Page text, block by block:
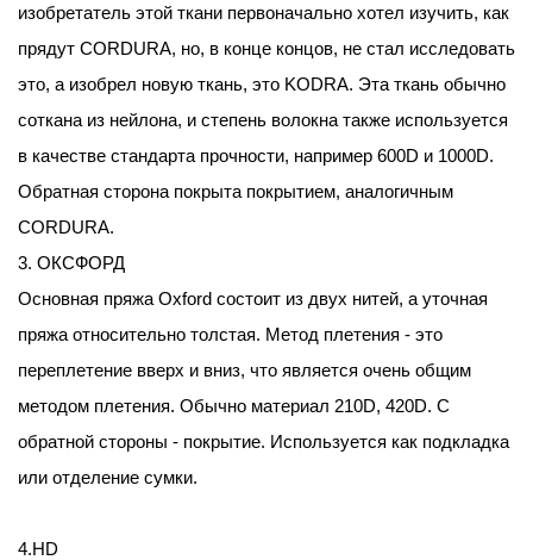
изобретатель этой ткани первоначально хотел изучить, как
прядут CORDURA, но, в конце концов, не стал исследовать
это, а изобрел новую ткань, это KODRA. Эта ткань обычно
соткана из нейлона, и степень волокна также используется
в качестве стандарта прочности, например 600D и 1000D.
Обратная сторона покрыта покрытием, аналогичным
CORDURA.
3. ОКСФОРД
Основная пряжа Oxford состоит из двух нитей, а уточная
пряжа относительно толстая. Метод плетения - это
переплетение вверх и вниз, что является очень общим
методом плетения. Обычно материал 210D, 420D. С
обратной стороны - покрытие. Используется как подкладка
или отделение сумки.
4.HD